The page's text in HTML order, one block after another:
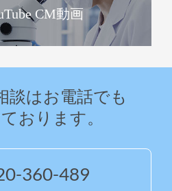
CM動画
談はお電話でも
おります。
360-489